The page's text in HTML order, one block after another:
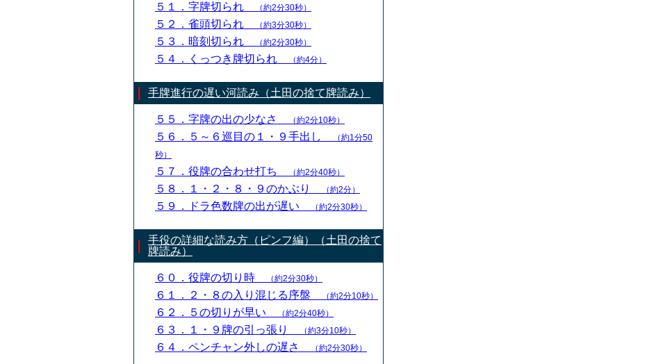
５１．字牌切られ （約2分30秒）
５２．雀頭切られ （約3分30秒）
５３．暗刻切られ （約2分30秒）
５４．くっつき牌切られ （約4分）
手牌進行の遅い河読み（土田の捨て牌読み）
５５．字牌の出の少なさ （約2分10秒）
５６．５～６巡目の１・９手出し
（約1分50
秒）
５７．役牌の合わせ打ち （約2分40秒）
５８．１・２・８・９のかぶり （約2分）
５９．ドラ色数牌の出が遅い （約2分30秒）
手役の詳細な読み方（ピンフ編）（土田の捨て
牌読み）
６０．役牌の切り時 （約2分30秒）
６１．２・８の入り混じる序盤 （約2分10秒）
６２．５の切りが早い （約2分40秒）
６３．１・９牌の引っ張り （約3分10秒）
６４．ペンチャン外しの遅さ （約2分30秒）